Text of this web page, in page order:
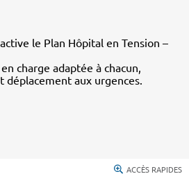
le Plan Hôpital en Tension –
charge adaptée à chacun,
déplacement aux urgences.
ACCÈS RAPIDES